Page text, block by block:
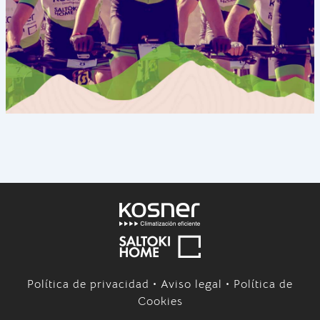
Política de privacidad • Aviso legal • Política de
Cookies